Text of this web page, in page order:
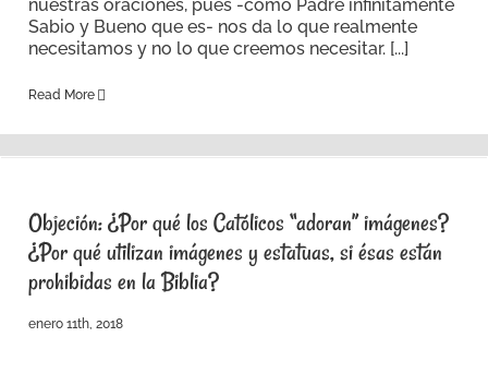
nuestras oraciones, pues -como Padre infinitamente
Sabio y Bueno que es- nos da lo que realmente
necesitamos y no lo que creemos necesitar. [...]
Read More
Objeción: ¿Por qué los Católicos “adoran” imágenes?
¿Por qué utilizan imágenes y estatuas, si ésas están
prohibidas en la Biblia?
enero 11th, 2018